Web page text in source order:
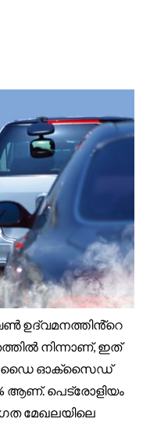
ഉദ്‌വമനത്തിൻ്റെ
നിന്നാണ്, ഇത്
ഡൈ ഓക്‌സൈഡ്
ആണ്. പെട്രോളിയം
മേഖലയിലെ